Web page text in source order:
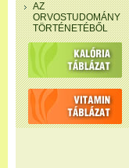
AZ
ORVOSTUDOMÁNY
TÖRTÉNETÉBŐL